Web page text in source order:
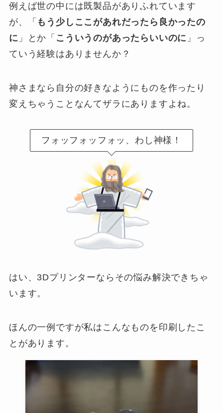
例えば世の中には既製品がありふれています
が、「 もう少しここがあれだったら良かったの
に 」とか「 こういうのがあったらいいのに 」っ
ていう経験はありませんか？
神さまなら自分の好きなようにものを作ったり
変えちゃうことなんてザラにありますよね。
フォッフォッフォッ、わし神様！
はい、3Dプリンターならその悩み解決できちゃ
います。
ほんの一例ですが私はこんなものを印刷したこ
とがあります。